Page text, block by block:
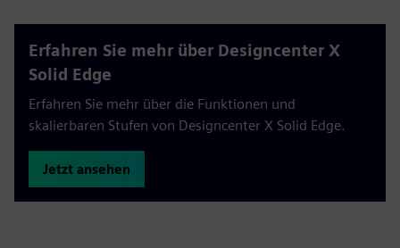
Erfahren Sie mehr über Designcenter X
Solid Edge
Erfahren Sie mehr über die Funktionen und
skalierbaren Stufen von Designcenter X Solid Edge.
Jetzt ansehen